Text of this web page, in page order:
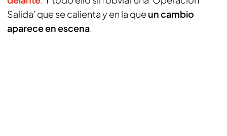
Salida' que se calienta y en la que un cambio
aparece en escena.